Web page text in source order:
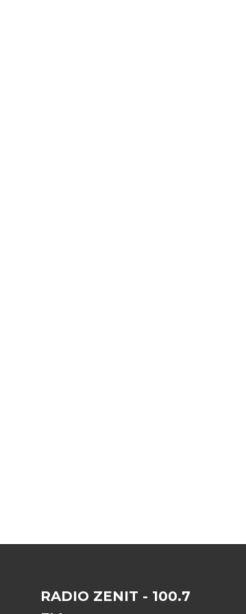
RADIO ZENIT - 100.7